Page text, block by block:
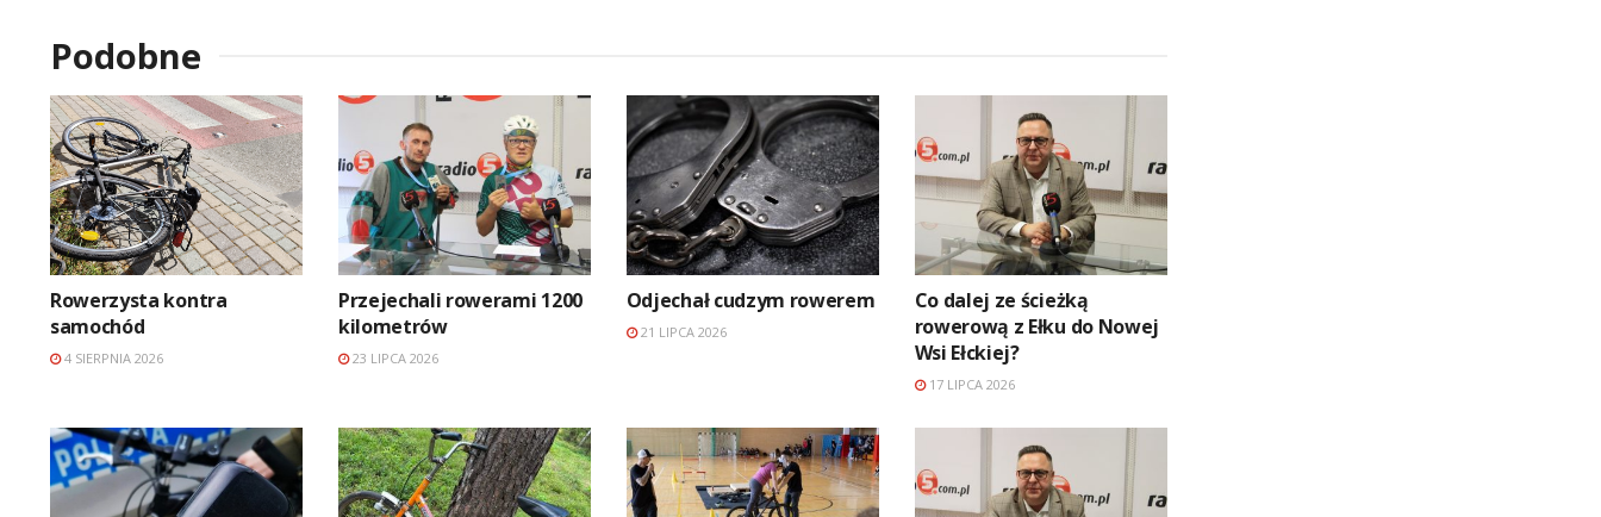
Podobne
Rowerzysta kontra
samochód
4 SIERPNIA 2026
Przejechali rowerami 1200
kilometrów
23 LIPCA 2026
Odjechał cudzym rowerem
21 LIPCA 2026
Co dalej ze ścieżką
rowerową z Ełku do Nowej
Wsi Ełckiej?
17 LIPCA 2026